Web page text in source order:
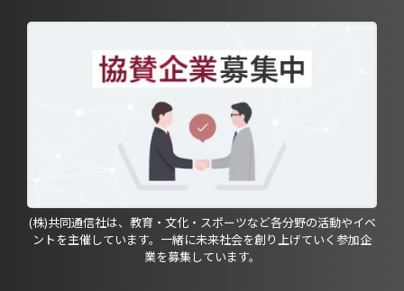
(株)共同通信社は、教育・文化・スポーツなど各分野の活動やイベ
ントを主催しています。一緒に未来社会を創り上げていく参加企
業を募集しています。